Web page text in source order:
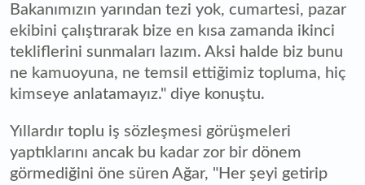
Bakanımızın yarından tezi yok, cumartesi, pazar
ekibini çalıştırarak bize en kısa zamanda ikinci
tekliflerini sunmaları lazım. Aksi halde biz bunu
ne kamuoyuna, ne temsil ettiğimiz topluma, hiç
kimseye anlatamayız." diye konuştu.
Yıllardır toplu iş sözleşmesi görüşmeleri
yaptıklarını ancak bu kadar zor bir dönem
görmediğini öne süren Ağar, "Her şeyi getirip